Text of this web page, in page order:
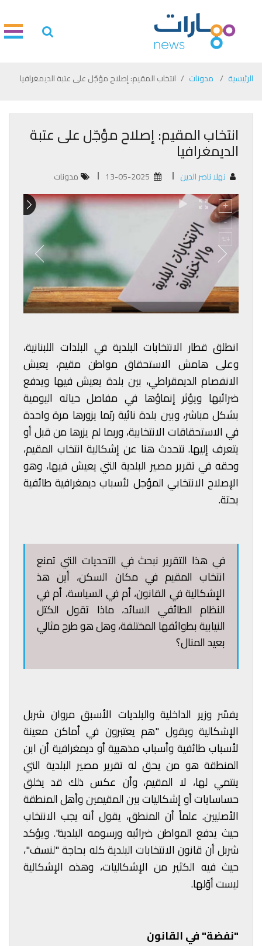
الرئيسية مدونات انتخاب المقيم: إصلاح مؤجّل على عتبة الديمغرافيا
انتخاب المقيم: إصلاح مؤجّل على عتبة
الديمغرافيا
نهلا ناصر الدين مدونات
انطلق قطار الانتخابات البلدية في البلدات اللبنانية،
وعلى هامش الاستحقاق مواطن مقيم، يعيش
الانفصام الديمقراطي، بين بلدة يعيش فيها ويدفع
ضرائبها ويؤثر إنماؤها في مفاصل حياته اليومية
بشكل مباشر، وبين بلدة نائية ربّما يزورها مرة واحدة
في الاستحقاقات الانتخابية، وربما لم يزرها من قبل أو
يتعرف إليها. نتحدث هنا عن إشكالية انتخاب المقيم،
وحقه في تقرير مصير البلدية التي يعيش فيها، وهو
الإصلاح الانتخابي المؤجل لأسباب ديمغرافية طائفية
بحتة.
في هذا التقرير نبحث في التحديات التي تمنع
انتخاب المقيم في مكان السكن، أين هذ
الإشكالية في القانون، أم في السياسة، أم في
النظام الطائفي السائد، ماذا تقول الكتل
النيابية بطوائفها المختلفة، وهل هو طرح مثالي
بعيد المنال؟
يفسّر وزير الداخلية والبلديات الأسبق مروان شربل
الإشكالية ويقول "هم يعتبرون في أماكن معينة
لأسباب طائفية وأسباب مذهبية أو ديمغرافية أن ابن
المنطقة هو من يحق له تقرير مصير البلدية التي
ينتمي لها، لا المقيم، وأن عكس ذلك قد يخلق
حساسايات أو إشكاليات بين المقيمين وأهل المنطقة
الأصليين. علماً أن المنطق، يقول أنه يجب الانتخاب
حيث يدفع المواطن ضرائبه ورسومه البلدية". ويؤكد
شربل أن قانون الانتخابات البلدية كله بحاجة "لنسف"،
حيث فيه الكثير من الإشكاليات، وهذه الإشكالية
ليست أوّلها.
"نفضة" في القانون